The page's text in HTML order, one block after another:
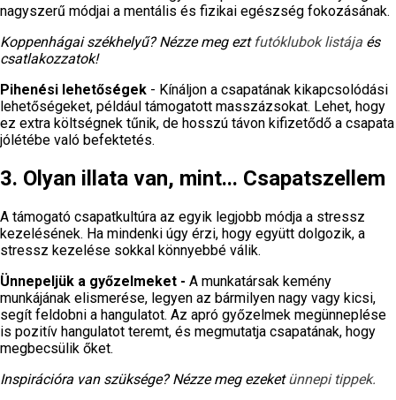
nagyszerű módjai a mentális és fizikai egészség fokozásának.
Koppenhágai székhelyű? Nézze meg ezt futóklubok listája és
csatlakozzatok!
Pihenési lehetőségek - Kínáljon a csapatának kikapcsolódási
lehetőségeket, például támogatott masszázsokat. Lehet, hogy
ez extra költségnek tűnik, de hosszú távon kifizetődő a csapata
jólétébe való befektetés.
3. Olyan illata van, mint... Csapatszellem
A támogató csapatkultúra az egyik legjobb módja a stressz
kezelésének. Ha mindenki úgy érzi, hogy együtt dolgozik, a
stressz kezelése sokkal könnyebbé válik.
Ünnepeljük a győzelmeket - A munkatársak kemény
munkájának elismerése, legyen az bármilyen nagy vagy kicsi,
segít feldobni a hangulatot. Az apró győzelmek megünneplése
is pozitív hangulatot teremt, és megmutatja csapatának, hogy
megbecsülik őket.
Inspirációra van szüksége? Nézze meg ezeketünnepi tippek.